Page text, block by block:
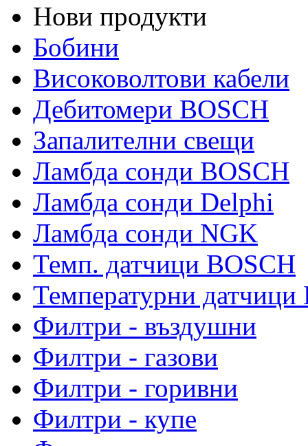
Нови продукти
Бобини
Високоволтови кабели
Дебитомери BOSCH
Запалителни свещи
Ламбда сонди BOSCH
Ламбда сонди Delphi
Ламбда сонди NGK
Темп. датчици BOSCH
Температурни датчици
Филтри - въздушни
Филтри - газови
Филтри - горивни
Филтри - купе